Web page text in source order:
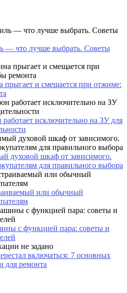
— что лучше выбрать. Советы
прыгает и смещается при отжиме:
исключительно на ЗУ для
духовой шкаф от зависимого.
для правильного выбора
или обычный
с функцией пара: советы и
включаться: 7 основных
для ремонта